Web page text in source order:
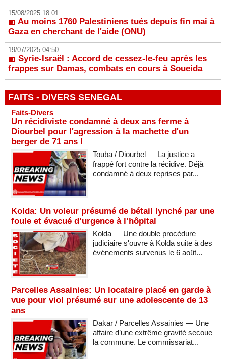
15/08/2025 18:01
Au moins 1760 Palestiniens tués depuis fin mai à
Gaza en cherchant de l'aide (ONU)
19/07/2025 04:50
Syrie-Israël : Accord de cessez-le-feu après les
frappes sur Damas, combats en cours à Soueida
FAITS - DIVERS SENEGAL
Faits-Divers
Un récidiviste condamné à deux ans ferme à
Diourbel pour l'agression à la machette d'un
berger de 71 ans !
Touba / Diourbel — La justice a
frappé fort contre la récidive. Déjà
condamné à deux reprises par...
Kolda: Un voleur présumé de bétail lynché par une
foule et évacué d’urgence à l’hôpital
Kolda — Une double procédure
judiciaire s'ouvre à Kolda suite à des
événements survenus le 6 août...
Parcelles Assainies: Un locataire placé en garde à
vue pour viol présumé sur une adolescente de 13
ans
Dakar / Parcelles Assainies — Une
affaire d’une extrême gravité secoue
la commune. Le commissariat...